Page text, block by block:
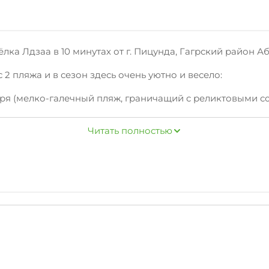
Лдзаа в 10 минутах от г. Пицунда, Гагрский район
пляжа и в сезон здесь очень уютно и весело:
(мелко-галечный пляж, граничащий с реликтовыми
- всё это широко представлено в сезон, который
наш племянник Максим Максимович станет вашим
и 3х-этажные отдельно стоящие здания вокруг
Читать полностью